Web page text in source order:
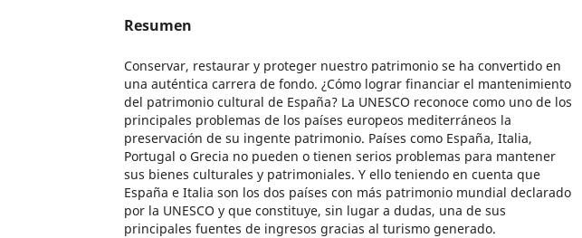
Resumen
Conservar, restaurar y proteger nuestro patrimonio se ha convertido en
una auténtica carrera de fondo. ¿Cómo lograr financiar el mantenimiento
del patrimonio cultural de España? La UNESCO reconoce como uno de los
principales problemas de los países europeos mediterráneos la
preservación de su ingente patrimonio. Países como España, Italia,
Portugal o Grecia no pueden o tienen serios problemas para mantener
sus bienes culturales y patrimoniales. Y ello teniendo en cuenta que
España e Italia son los dos países con más patrimonio mundial declarado
por la UNESCO y que constituye, sin lugar a dudas, una de sus
principales fuentes de ingresos gracias al turismo generado.